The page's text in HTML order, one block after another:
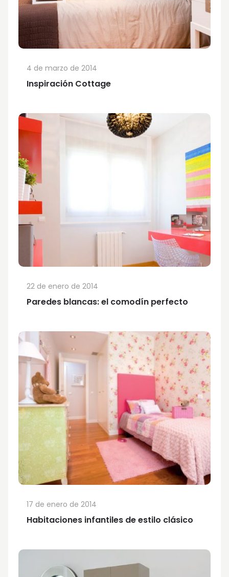
Inspiración Cottage
4 de marzo de 2014
Paredes blancas: el comodín perfecto
22 de enero de 2014
Habitaciones infantiles de estilo clásico
17 de enero de 2014